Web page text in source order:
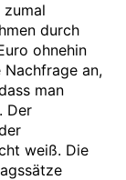
durch
ohnehin
an,
man
Der
weiß. Die